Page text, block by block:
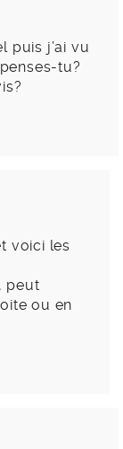
puis j’ai vu
tu?
voici les
peut
ou en